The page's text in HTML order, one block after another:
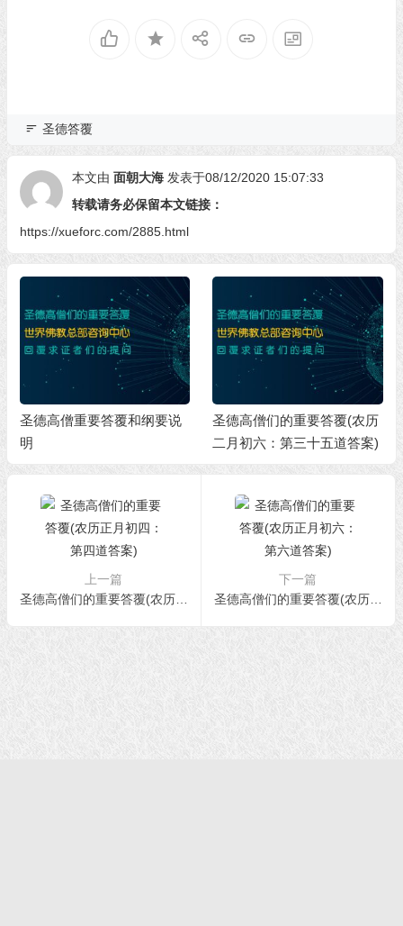
圣德答覆
本文由 面朝大海 发表于08/12/2020 15:07:33
转载请务必保留本文链接：
https://xueforc.com/2885.html
圣德高僧重要答覆和纲要说
明
圣德高僧们的重要答覆(农历
二月初六：第三十五道答案)
上一篇
圣德高僧们的重要答覆(农历正月初四：第四道答案)
下一篇
圣德高僧们的重要答覆(农历正月初六：第六道答案)